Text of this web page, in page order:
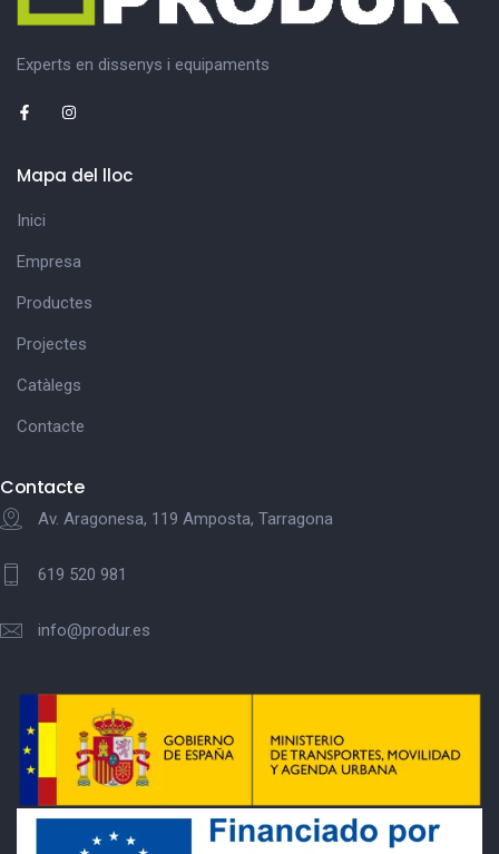
Experts en dissenys i equipaments
Mapa del lloc
Inici
Empresa
Productes
Projectes
Catàlegs
Contacte
Contacte
Av. Aragonesa, 119 Amposta, Tarragona
619 520 981
info@produr.es